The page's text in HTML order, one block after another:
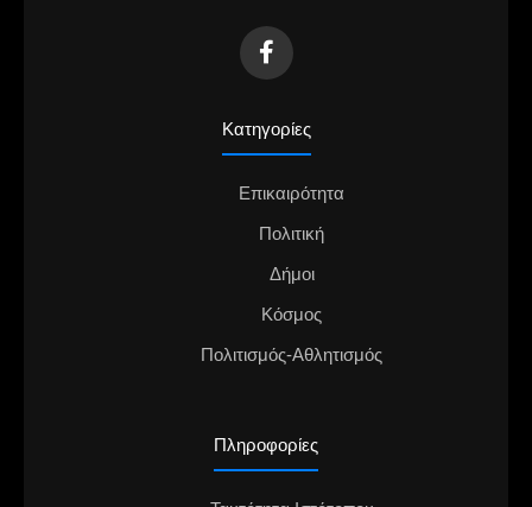
Κατηγορίες
Επικαιρότητα
Πολιτική
Δήμοι
Κόσμος
Πολιτισμός-Αθλητισμός
Πληροφορίες